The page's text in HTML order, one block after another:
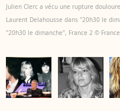
Julien Clerc a vécu une rupture
Laurent Delahousse dans "20h30 le
"20h30 le dimanche", France 2 ©